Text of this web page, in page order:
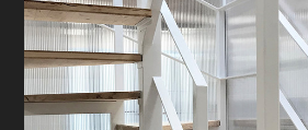
CHI SIAMO
HOME
PROGETTI